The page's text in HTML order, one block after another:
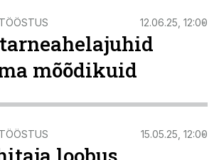
12.06.25, 12:00
mõõdikuid
15.05.25, 12:00